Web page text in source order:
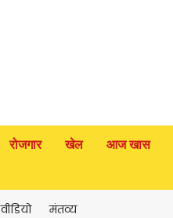
रोजगार खेल आज खास
वीडियो मंतव्य